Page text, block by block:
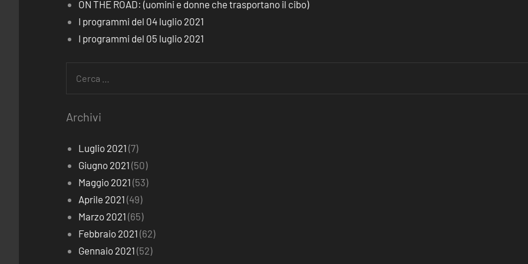
ON THE ROAD: (uomini e donne che trasportano il cibo)
I programmi del 04 luglio 2021
I programmi del 05 luglio 2021
Archivi
Luglio 2021 (7)
Giugno 2021 (50)
Maggio 2021 (53)
Aprile 2021 (49)
Marzo 2021 (65)
Febbraio 2021 (62)
Gennaio 2021 (52)